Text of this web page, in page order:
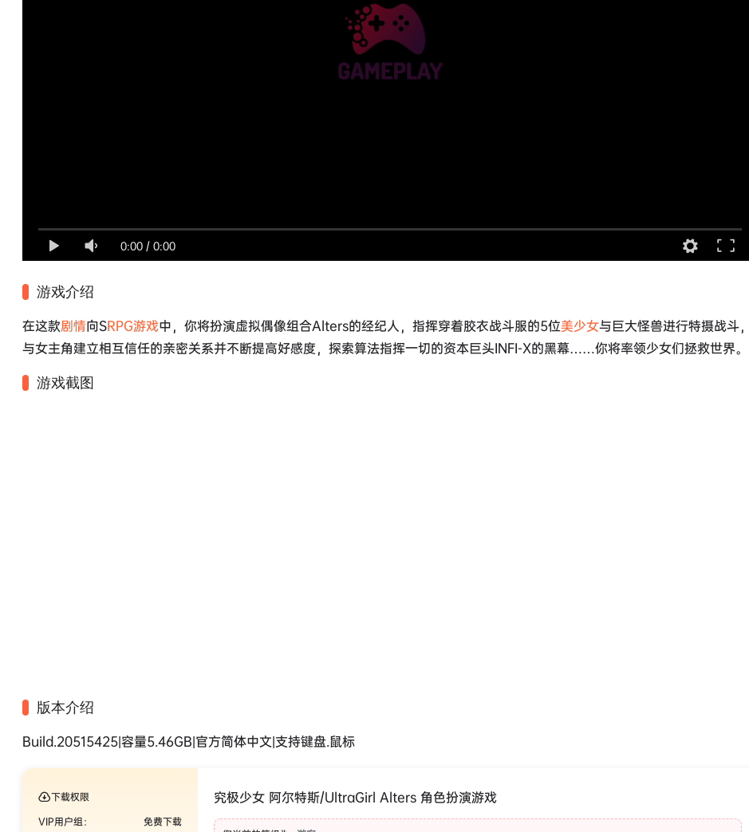
0:00 / 0:00
游戏介绍
在这款剧情向SRPG游戏中，你将扮演虚拟偶像组合Alters的经纪人，指挥穿着胶衣战斗服的5位美少女与巨大怪兽进行特摄战斗，
与女主角建立相互信任的亲密关系并不断提高好感度，探索算法指挥一切的资本巨头INFI-X的黑幕……你将率领少女们拯救世界。
游戏截图
版本介绍
Build.20515425|容量5.46GB|官方简体中文|支持键盘.鼠标
下载权限
VIP用户组：
免费下载
究极少女 阿尔特斯/UltraGirl Alters 角色扮演游戏